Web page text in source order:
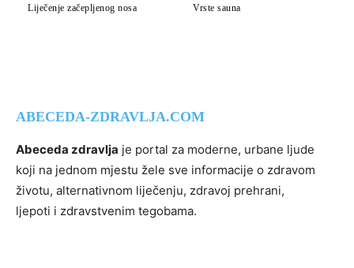
Liječenje začepljenog nosa Vrste sauna
ABECEDA-ZDRAVLJA.COM
Abeceda zdravlja je portal za moderne, urbane ljude
koji na jednom mjestu žele sve informacije o zdravom
životu, alternativnom liječenju, zdravoj prehrani,
ljepoti i zdravstvenim tegobama.